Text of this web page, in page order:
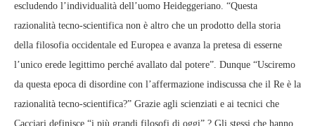
escludendo l’individualità dell’uomo Heideggeriano. “Questa
razionalità tecno-scientifica non è altro che un prodotto della storia
della filosofia occidentale ed Europea e avanza la pretesa di esserne
l’unico erede legittimo perché avallato dal potere”. Dunque “Usciremo
da questa epoca di disordine con l’affermazione indiscussa che il Re è la
razionalità tecno-scientifica?” Grazie agli scienziati e ai tecnici che
Cacciari definisce “i più grandi filosofi di oggi” ? Gli stessi che hanno